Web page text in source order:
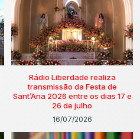
Rádio Liberdade realiza
transmissão da Festa de
Sant’Ana 2026 entre os dias 17 e
26 de julho
16/07/2026